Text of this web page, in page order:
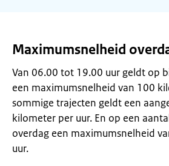
Maximumsnelheid
Van 06.00 tot 19.00 uur geldt op
een maximumsnelheid van 100
sommige trajecten geldt een
kilometer per uur. En op een
overdag een maximumsnelheid
uur.